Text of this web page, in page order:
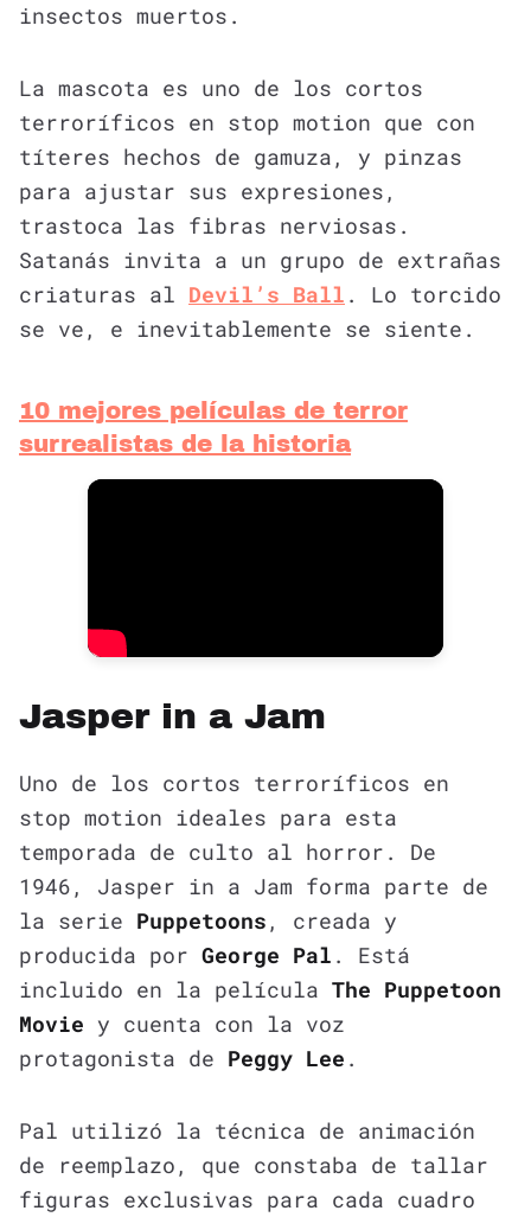
insectos muertos.
La mascota es uno de los cortos
terroríficos en stop motion que con
títeres hechos de gamuza, y pinzas
para ajustar sus expresiones,
trastoca las fibras nerviosas.
Satanás invita a un grupo de extrañas
criaturas al Devil’s Ball . Lo torcido
se ve, e inevitablemente se siente.
10 mejores películas de terror
surrealistas de la historia
Jasper in a Jam
Uno de los cortos terroríficos en
stop motion ideales para esta
temporada de culto al horror. De
1946, Jasper in a Jam forma parte de
la serie Puppetoons , creada y
producida por George Pal . Está
incluido en la película The Puppetoon
Movie y cuenta con la voz
protagonista de Peggy Lee .
Pal utilizó la técnica de animación
de reemplazo, que constaba de tallar
figuras exclusivas para cada cuadro